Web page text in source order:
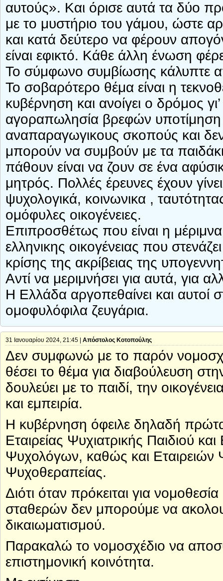
αυτούς». Και όρισε αυτά τα δύο
με το μυστήριο του γάμου, ώστε
και κατά δεύτερο να φέρουν
είναι εφικτό. Κάθε άλλη ένωση
Το σύμφωνο συμβίωσης κάλυπτε
Το σοβαρότερο θέμα είναι η
κυβέρνηση και ανοίγει ο δρόμος
αγοραπωλησία βρεφών υποτίμηση
αναπαραγωγικους σκοπούς και
μπορούν να συμβούν με τα
πάθουν είναι να ζουν σε ένα
μητρός. Πολλές έρευνες έχουν
ψυχολογικά, κοινωνικα ,
ομόφυλες οικογένειες.
Επιπροσθέτως που είναι η μέριμνα
ελληνικης οικογένειας που
κρίσης της ακρίβειας της
Αντί να μεριμνήσει για αυτά, για
Η Ελλάδα αργοπεθαίνει και αυτοί
ομοφυλόφιλα ζευγάρια.
31 Ιανουαρίου 2024, 21:45 | Απόστολος Κοτοπούλης
Δεν συμφωνώ με το παρόν
θέσει το θέμα για διαβούλευση
δουλεύει με το παιδί, την
και εμπειρία.
Η κυβέρνηση όφειλε δηλαδή
Εταιρείας Ψυχιατρικής Παιδιού
Ψυχολόγων, καθώς και Εταιρειών
Ψυχοθεραπείας.
Διότι όταν πρόκειται για
σταθερών δεν μπορούμε να
δικαιωματισμού.
Παρακαλώ το νομοσχέδιο να
επιστημονική κοινότητα.